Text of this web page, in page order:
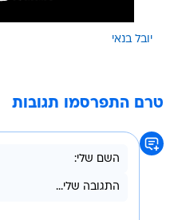
יובל בנאי
טרם התפרסמו תגובות